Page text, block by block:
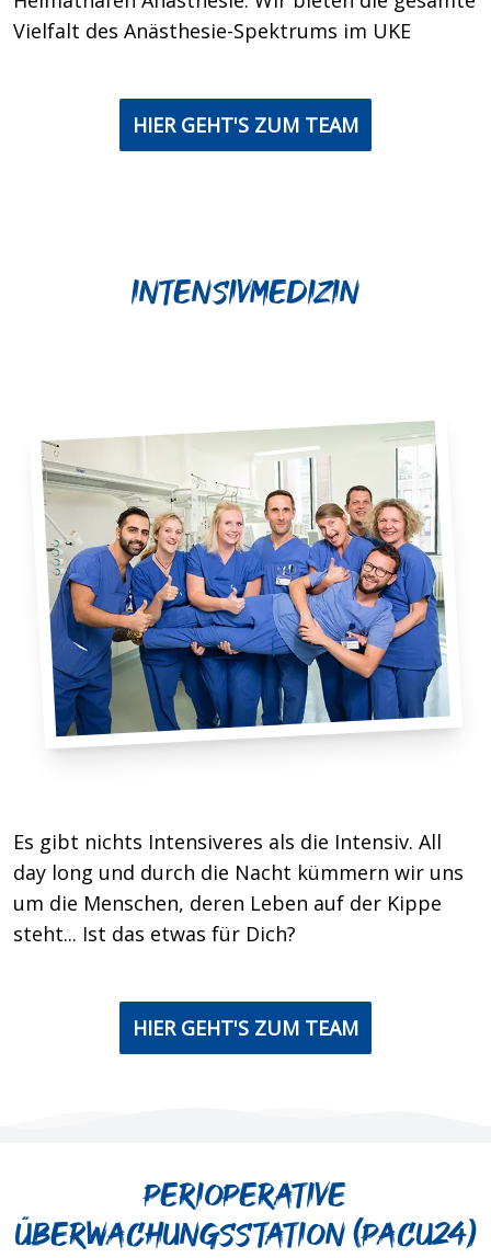
Vielfalt des Anästhesie-Spektrums im UKE
HIER GEHT'S ZUM TEAM
Intensivmedizin
Es gibt nichts Intensiveres als die Intensiv. All
day long und durch die Nacht kümmern wir uns
um die Menschen, deren Leben auf der Kippe
steht... Ist das etwas für Dich?
HIER GEHT'S ZUM TEAM
Perioperative
Überwachungsstation (PACU24)